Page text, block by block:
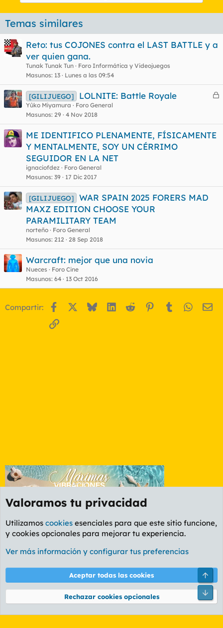
Temas similares
Reto: tus COJONES contra el LAST BATTLE y a
ver quien gana.
Tunak Tunak Tun
Foro Informática y Videojuegos
Masunos 13 Lunes a las 09:54
C
r
[GILIJUEGO] LOLNITE: Battle Royale
Yûko Miyamura
Foro General
Masunos 29 4 Nov 2018
ME IDENTIFICO PLENAMENTE, FÍSICAMENTE
Y MENTALMENTE, SOY UN CÉRRIMO
SEGUIDOR EN LA NET
ignaciofdez
Foro General
Masunos 39 17 Dic 2017
[GILIJUEGO]
WAR SPAIN 2025 FORERS MAD
MAXZ EDITION CHOOSE YOUR
PARAMILITARY TEAM
norteño
Foro General
Masunos 212 28 Sep 2018
Warcraft: mejor que una novia
Nueces
Foro Cine
Masunos 64 13 Oct 2016
Compartir: Facebook BlueskyLinkedIn
Reddit Pinterest
Tumblr
Enlace
Foro Informática y Videojuegos
Cookies
PL OLDSTYLE AMARILLO
Términos y reglas Política de privacidad Ayuda
Community platform by XenForo® © 2010-2026 XenForo Ltd.
Valoramos tu privacidad
Utilizamos cookies esenciales para que este sitio funcione,
y cookies opcionales para mejorar tu experiencia.
Ver más información y configurar tus preferencias
Aceptar todas las cookies
Rechazar cookies opcionales
Pie